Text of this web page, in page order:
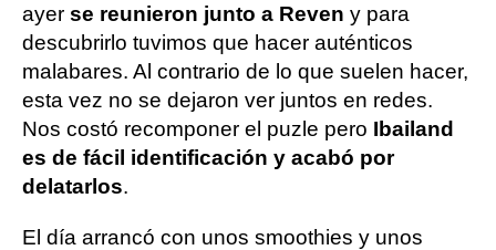
ayer se reunieron junto a Reven y para
descubrirlo tuvimos que hacer auténticos
malabares. Al contrario de lo que suelen hacer,
esta vez no se dejaron ver juntos en redes.
Nos costó recomponer el puzle pero Ibailand
es de fácil identificación y acabó por
delatarlos.
El día arrancó con unos smoothies y unos